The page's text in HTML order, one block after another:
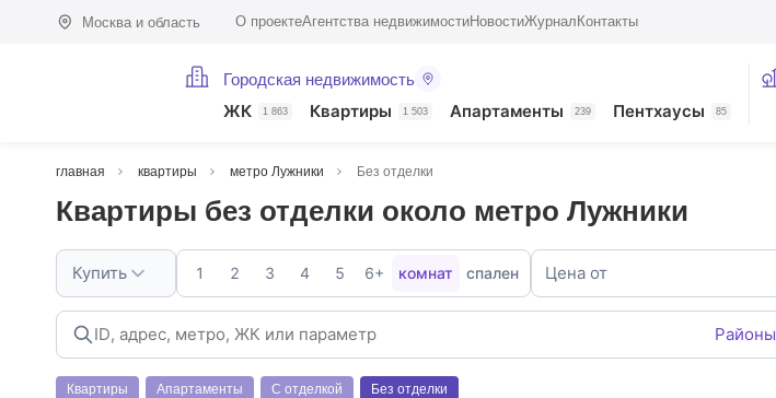
Москва и область О проектеАгентства недвижимостиНовостиЖурнал Контакты
Городская недвижимость
ЖК 1 863 Квартиры 1 503 Апартаменты 239 Пентхаусы 85
главная квартиры метро Лужники Без отделки
Квартиры без отделки около метро Лужники
Купить 1 2 3 4 5 6+ комнат спален Цена от
Районы
Квартиры Апартаменты С отделкой Без отделки